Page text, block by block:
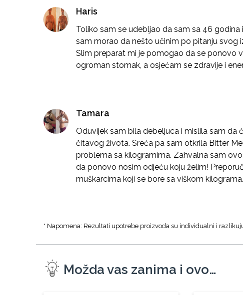
Haris
Toliko sam se udebljao da sam sa 46
sam morao da nešto učinim po pitanju svog
Slim preparat mi je pomogao da se ponovo
ogroman stomak, a osjećam se zdravije i
Tamara
Oduvijek sam bila debeljuca i mislila sam da
čitavog života. Sreća pa sam otkrila Bitter
problema sa kilogramima. Zahvalna sam
da ponovo nosim odjeću koju želim!
muškarcima koji se bore sa viškom kilograma.
* Napomena: Rezultati upotrebe proizvoda su individualni i
Možda vas zanima i ovo…